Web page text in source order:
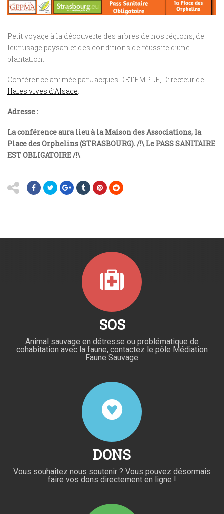
Petit voyage à la découverte des arbres de nos régions, de
leur usage paysan et des conditions de réussite d’une
plantation.
Conférence animée par Jacques DETEMPLE, Directeur de
Haies vives d’Alsace.
Adresse :
La conférence aura lieu à la Maison des Associations, 1a
Place des Orphelins (STRASBOURG). /!\ Le PASS SANITAIRE
EST OBLIGATOIRE /!\
SOS
Animal sauvage en détresse ou problématique de
cohabitation avec la faune, contactez le pôle Médiation
Faune Sauvage
DONS
Vous souhaitez nous soutenir ? Vous pouvez désormais
faire vos dons directement en ligne !